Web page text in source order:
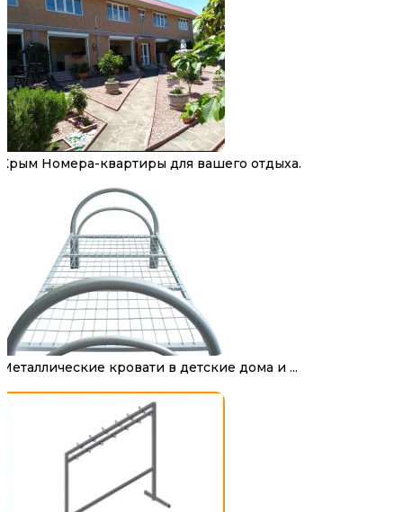
Крым Номера-квартиры для вашего отдыха.
Металлические кровати в детские дома и ...